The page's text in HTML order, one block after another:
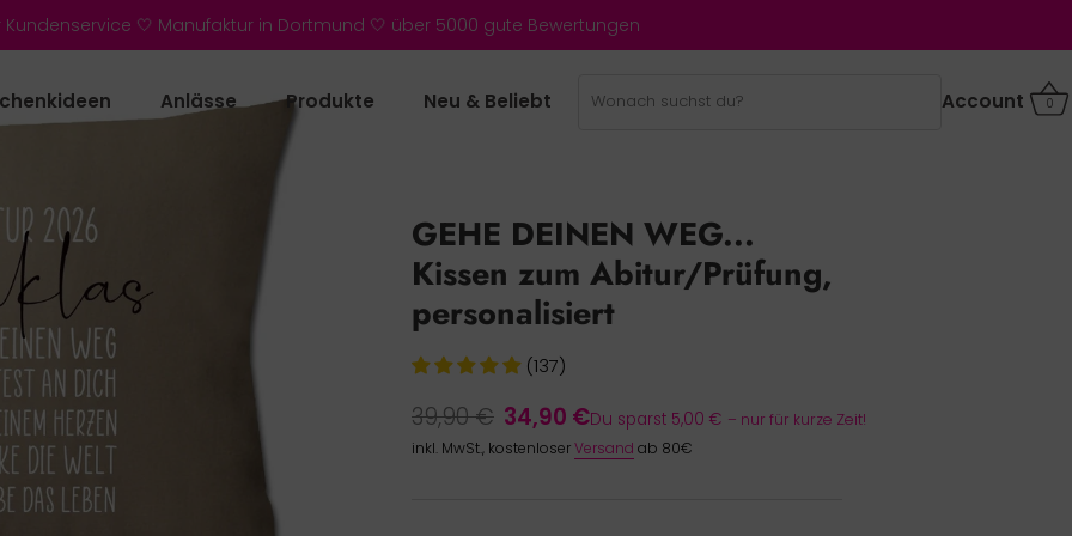
Kundenservice 🤍 Manufaktur in Dortmund 🤍 über 5000 gute Bewertungen
Anlässe Produkte Neu & Beliebt Account 0
GEHE DEINEN WEG...
Kissen zum Abitur/Prüfung,
personalisiert
(137)
39,90 € 34,90 €Du sparst 5,00 € – nur für kurze Zeit!
inkl. MwSt., kostenloserVersand ab 80€